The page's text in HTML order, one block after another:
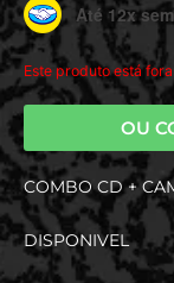
Até 12x
Este produto está
OU
COMBO CD +
DISPONIVEL